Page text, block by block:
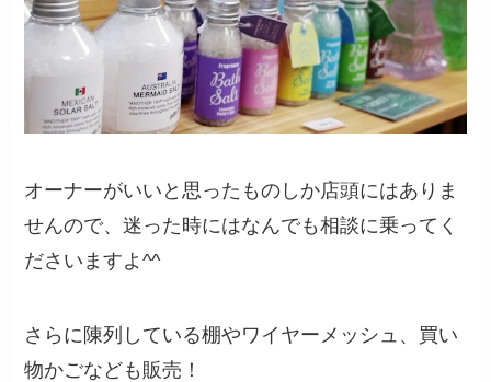
オーナーがいいと思ったものしか店頭にはありま
せんので、迷った時にはなんでも相談に乗ってく
ださいますよ^^
さらに陳列している棚やワイヤーメッシュ、買い
物かごなども販売！